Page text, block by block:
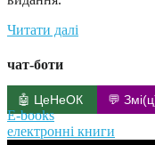
Читати далі
чат-боти
🤖 ЦеНеОК 💬
E-books
електронні книги